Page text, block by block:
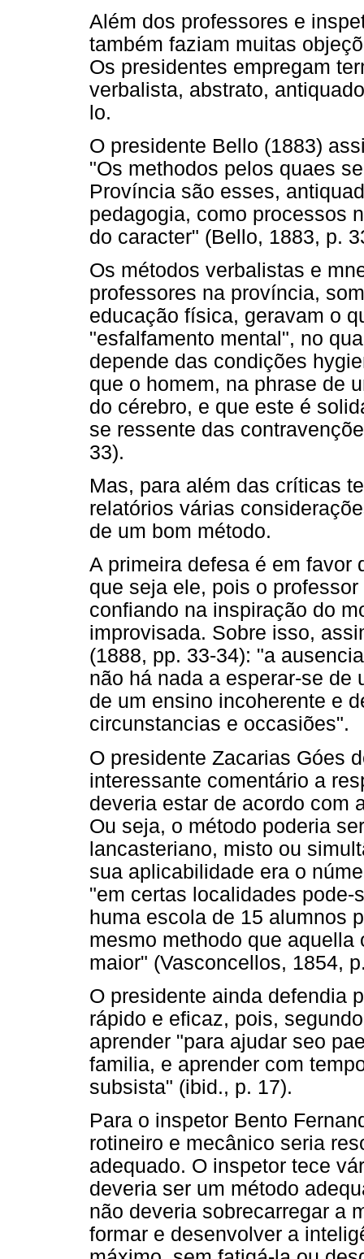
Além dos professores e
também faziam muitas
Os presidentes empregam
verbalista, abstrato,
lo.
O presidente Bello (1883)
"Os methodos pelos quaes
Província são esses,
pedagogia, como processos
do caracter" (Bello, 1883, p.
Os métodos verbalistas e
professores na província,
educação física, geravam o
"esfalfamento mental", no
depende das condições
que o homem, na phrase de
do cérebro, e que este é
se ressente das
33).
Mas, para além das críticas
relatórios várias
de um bom método.
A primeira defesa é em favor
que seja ele, pois o
confiando na inspiração do
improvisada. Sobre isso,
(1888, pp. 33-34): "a
não há nada a esperar-se
de um ensino incoherente e
circunstancias e occasiões".
O presidente Zacarias Góes
interessante comentário a
deveria estar de acordo com
Ou seja, o método poderia
lancasteriano, misto ou
sua aplicabilidade era o
"em certas localidades pode-
huma escola de 15 alumnos
mesmo methodo que
maior" (Vasconcellos, 1854,
O presidente ainda defendia
rápido e eficaz, pois,
aprender "para ajudar seo
familia, e aprender com
subsista" (ibid., p. 17).
Para o inspetor Bento
rotineiro e mecânico seria
adequado. O inspetor tece
deveria ser um método
não deveria sobrecarregar a
formar e desenvolver a